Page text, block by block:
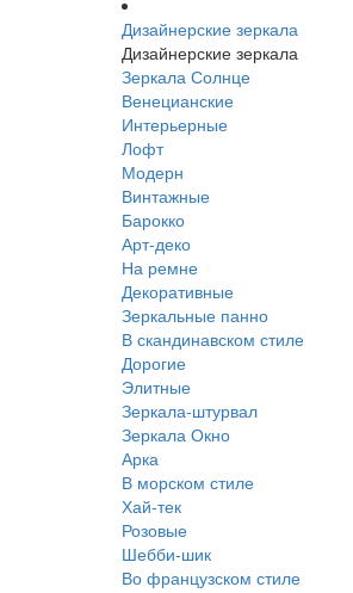
Дизайнерские зеркала
Дизайнерские зеркала
Зеркала Солнце
Венецианские
Интерьерные
Лофт
Модерн
Винтажные
Барокко
Арт-деко
На ремне
Декоративные
Зеркальные панно
В скандинавском стиле
Дорогие
Элитные
Зеркала-штурвал
Зеркала Окно
Арка
В морском стиле
Хай-тек
Розовые
Шебби-шик
Во французском стиле